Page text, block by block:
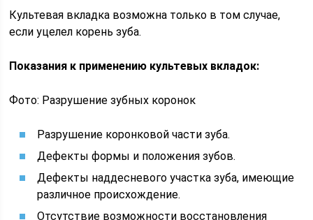
Культевая вкладка возможна только в том случае,
если уцелел корень зуба.
Показания к применению культевых вкладок:
Фото: Разрушение зубных коронок
Разрушение коронковой части зуба.
Дефекты формы и положения зубов.
Дефекты наддесневого участка зуба, имеющие
различное происхождение.
Отсутствие возможности восстановления